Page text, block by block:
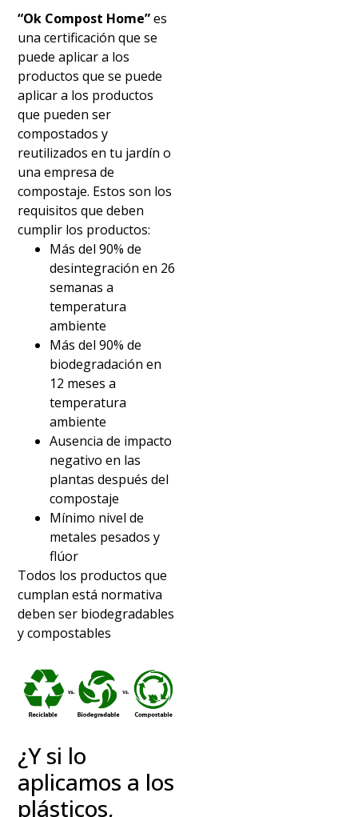
“Ok Compost Home”es
una certificación que se
puede aplicar a los
productos que se puede
aplicar a los productos
que pueden ser
compostados y
reutilizados en tu jardín o
una empresa de
compostaje. Estos son los
requisitos que deben
cumplir los productos:
Más del 90% de
desintegración en 26
semanas a
temperatura
ambiente
Más del 90% de
biodegradación en
12 meses a
temperatura
ambiente
Ausencia de impacto
negativo en las
plantas después del
compostaje
Mínimo nivel de
metales pesados y
flúor
Todos los productos que
cumplan está normativa
deben ser biodegradables
y compostables
¿Y si lo
aplicamos a los
plásticos,